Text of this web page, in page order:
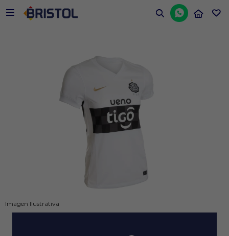


Imagen Ilustrativa